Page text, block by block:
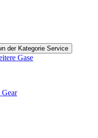
der Kategorie Service
Gase